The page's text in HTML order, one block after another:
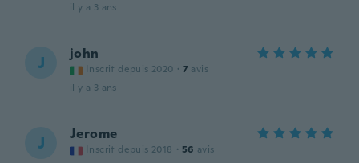
il y a 3 ans
J john
Inscrit depuis 2020 · 7 avis
il y a 3 ans
J Jerome
Inscrit depuis 2018 · 56 avis